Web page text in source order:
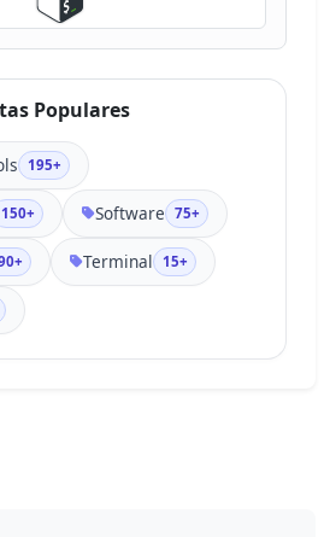
Populares
195+
150+ Software 75+
Terminal 15+